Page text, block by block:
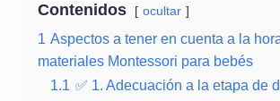
Contenidos ocultar
1 Aspectos a tener en cuenta a la
materiales Montessori para bebés
1.1 ✅ 1. Adecuación a la etapa de